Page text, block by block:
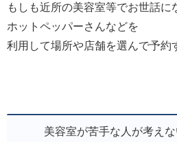
もしも近所の美容室等でお世話
ホットペッパーさんなどを
利用して場所や店舗を選んで予約
美容室が苦手な人が考え